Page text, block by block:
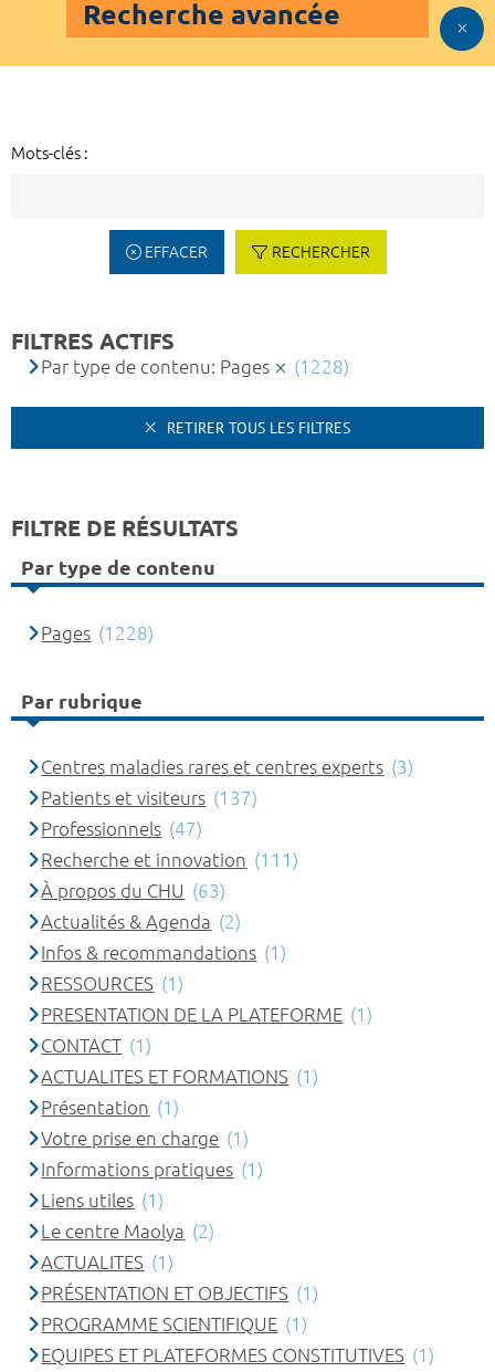
Recherche avancée
Mots-clés :
EFFACER RECHERCHER
FILTRES ACTIFS
Par type de contenu: Pages (1228)
RETIRER TOUS LES FILTRES
FILTRE DE RÉSULTATS
Par type de contenu
Pages (1228)
Par rubrique
Centres maladies rares et centres experts (3)
Patients et visiteurs (137)
Professionnels (47)
Recherche et innovation (111)
À propos du CHU (63)
Actualités & Agenda (2)
Infos & recommandations (1)
RESSOURCES (1)
PRESENTATION DE LA PLATEFORME (1)
CONTACT (1)
ACTUALITES ET FORMATIONS (1)
Présentation (1)
Votre prise en charge (1)
Informations pratiques (1)
Liens utiles (1)
Le centre Maolya (2)
ACTUALITES (1)
PRÉSENTATION ET OBJECTIFS (1)
PROGRAMME SCIENTIFIQUE (1)
EQUIPES ET PLATEFORMES CONSTITUTIVES (1)